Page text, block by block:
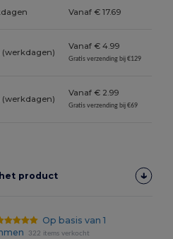
Vanaf € 17.69
(werkdagen)
Vanaf € 4.99
Gratis verzending bij €129
(werkdagen)
Vanaf € 2.99
Gratis verzending bij €69
product
Op basis van 1
322 items verkocht